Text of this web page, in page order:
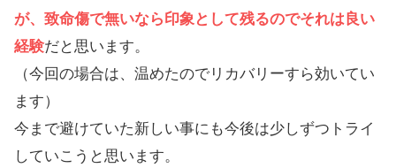
が、致命傷で無いなら印象として残るのでそれは良い
経験だと思います。
（今回の場合は、温めたのでリカバリーすら効いてい
ます）
今まで避けていた新しい事にも今後は少しずつトライ
していこうと思います。